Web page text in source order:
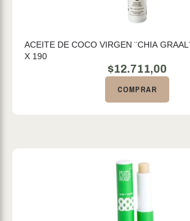
ACEITE DE COCO VIRGEN ¨CHIA
X 190
$12.711,00
COMPRAR